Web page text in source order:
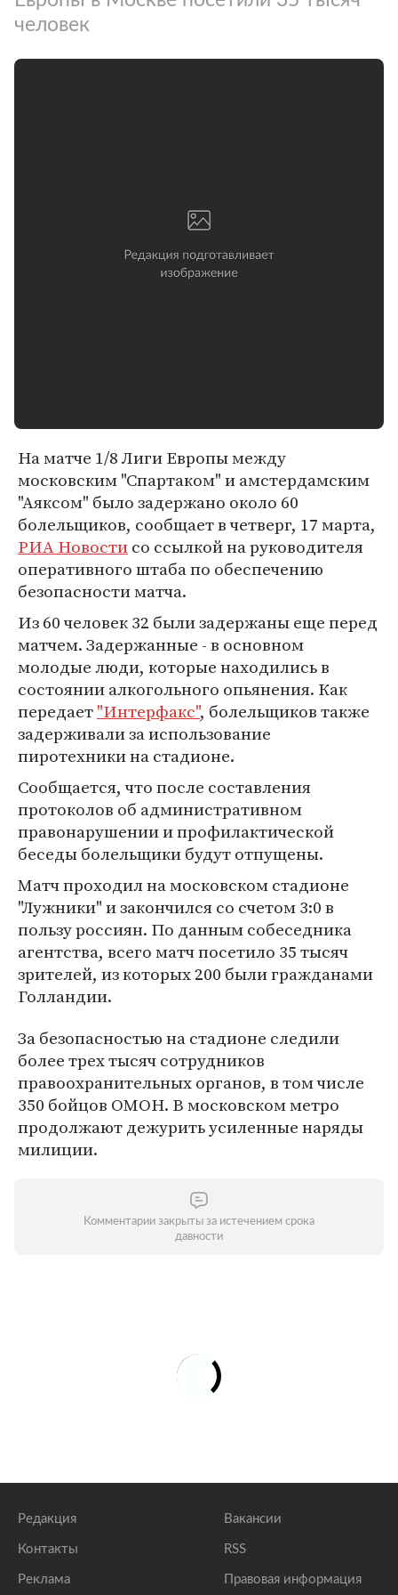
человек
На матче 1/8 Лиги Европы между
московским "Спартаком" и амстердамским
"Аяксом" было задержано около 60
болельщиков, сообщает в четверг, 17 марта,
РИА Новостисо ссылкой на руководителя
оперативного штаба по обеспечению
безопасности матча.
Из 60 человек 32 были задержаны еще перед
матчем. Задержанные - в основном
молодые люди, которые находились в
состоянии алкогольного опьянения. Как
передает"Интерфакс", болельщиков также
задерживали за использование
пиротехники на стадионе.
Сообщается, что после составления
протоколов об административном
правонарушении и профилактической
беседы болельщики будут отпущены.
Матч проходил на московском стадионе
"Лужники" и закончился со счетом 3:0 в
пользу россиян. По данным собеседника
агентства, всего матч посетило 35 тысяч
зрителей, из которых 200 были гражданами
Голландии.
За безопасностью на стадионе следили
более трех тысяч сотрудников
правоохранительных органов, в том числе
350 бойцов ОМОН. В московском метро
продолжают дежурить усиленные наряды
милиции.
Комментарии закрыты за истечением срока
давности
Редакция
Контакты
Реклама
Вакансии
RSS
Правовая информация